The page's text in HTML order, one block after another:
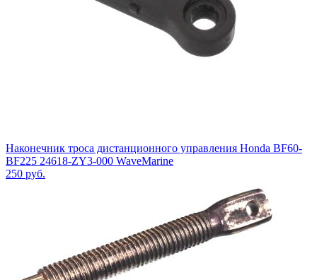
Наконечник троса дистанционного управления Honda BF60-
BF225 24618-ZY3-000 WaveMarine
250 руб.